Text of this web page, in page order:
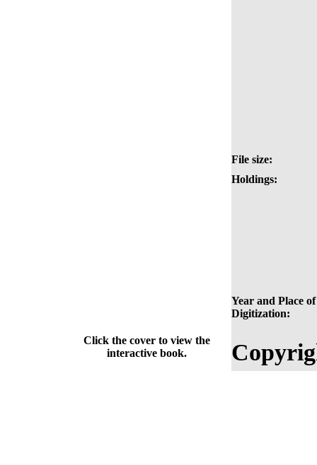
File size:
Holdings:
Year and Place of
Digitization:
Click the cover to view the
interactive book.